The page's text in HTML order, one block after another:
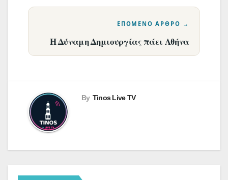
Η Δύναμη Δημιουργίας πάει Αθήνα
By Tinos Live TV